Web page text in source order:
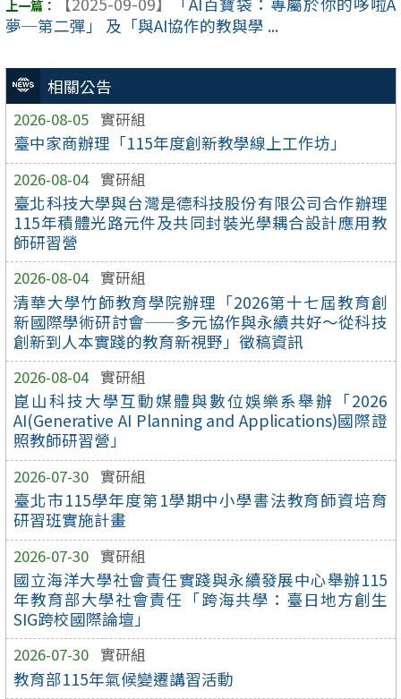
相關公告
2026-08-05 實研組
臺中家商辦理「115年度創新教學線上工作坊」
2026-08-04 實研組
臺北科技大學與台灣是德科技股份有限公司合作辦理
115年積體光路元件及共同封裝光學耦合設計應用教
師研習營
2026-08-04 實研組
清華大學竹師教育學院辦理「2026第十七屆教育創
新國際學術研討會——多元協作與永續共好～從科技
創新到人本實踐的教育新視野」徵稿資訊
2026-08-04 實研組
崑山科技大學互動媒體與數位娛樂系舉辦「2026
AI(Generative AI Planning and Applications)國際證
照教師研習營」
2026-07-30 實研組
臺北市115學年度第1學期中小學書法教育師資培育
研習班實施計畫
2026-07-30 實研組
國立海洋大學社會責任實踐與永續發展中心舉辦115
年教育部大學社會責任「跨海共學：臺日地方創生
SIG跨校國際論壇」
2026-07-30 實研組
教育部115年氣候變遷講習活動
夢─第二彈」 及「與AI協作的教與學 ...